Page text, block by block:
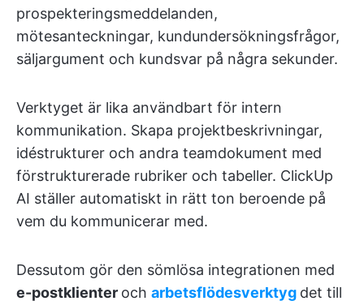
prospekteringsmeddelanden,
mötesanteckningar, kundundersökningsfrågor,
säljargument och kundsvar på några sekunder.
Verktyget är lika användbart för intern
kommunikation. Skapa projektbeskrivningar,
idéstrukturer och andra teamdokument med
förstrukturerade rubriker och tabeller. ClickUp
AI ställer automatiskt in rätt ton beroende på
vem du kommunicerar med.
Dessutom gör den sömlösa integrationen med
e-postklienter och arbetsflödesverktyg det till